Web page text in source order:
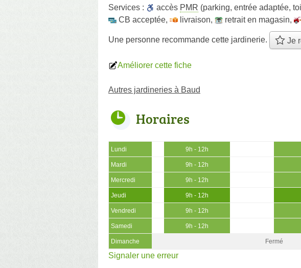
Services :
accès PMR (parking, entrée adaptée,
CB acceptée, livraison, retrait en magasin,
Une personne recommande cette jardinerie. Je
Améliorer cette fiche
Autres jardineries à Baud
Horaires
Lundi 9h - 12h
Mardi 9h - 12h
Mercredi 9h - 12h
Jeudi 9h - 12h
Vendredi 9h - 12h
Samedi 9h - 12h
Dimanche Fermé
Signaler une erreur